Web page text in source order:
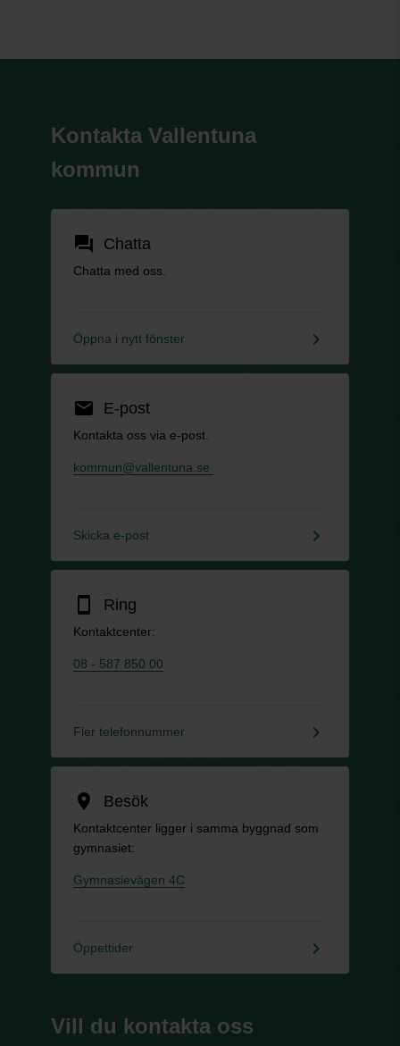
Kontakta Vallentuna
kommun
forum Chatta
Chatta med oss.
Öppna i nytt fönster keyboard_arrow_right
email E-post
Kontakta oss via e-post.
kommun@vallentuna.se
Skicka e-post keyboard_arrow_right
smartphone Ring
Kontaktcenter:
08 - 587 850 00
Fler telefonnummer keyboard_arrow_right
location_on Besök
Kontaktcenter ligger i samma byggnad som
gymnasiet:
Gymnasievägen 4C
Öppettider keyboard_arrow_right
Vill du kontakta oss